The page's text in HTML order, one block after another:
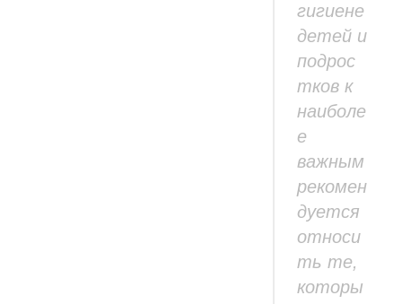
гигиене
детей и
подрос
тков к
наиболе
е
важным
рекомен
дуется
относи
ть те,
которы